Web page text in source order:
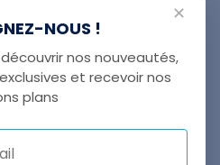
?
02 00
✕
NOUS !
nos nouveautés,
et recevoir nos
plans